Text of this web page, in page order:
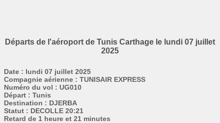
Départs de l'aéroport de Tunis Carthage le lundi 07 juillet
2025
Date : lundi 07 juillet 2025
Compagnie aérienne : TUNISAIR EXPRESS
Numéro du vol : UG010
Départ : Tunis
Destination : DJERBA
Statut : DECOLLE 20:21
Retard de 1 heure et 21 minutes